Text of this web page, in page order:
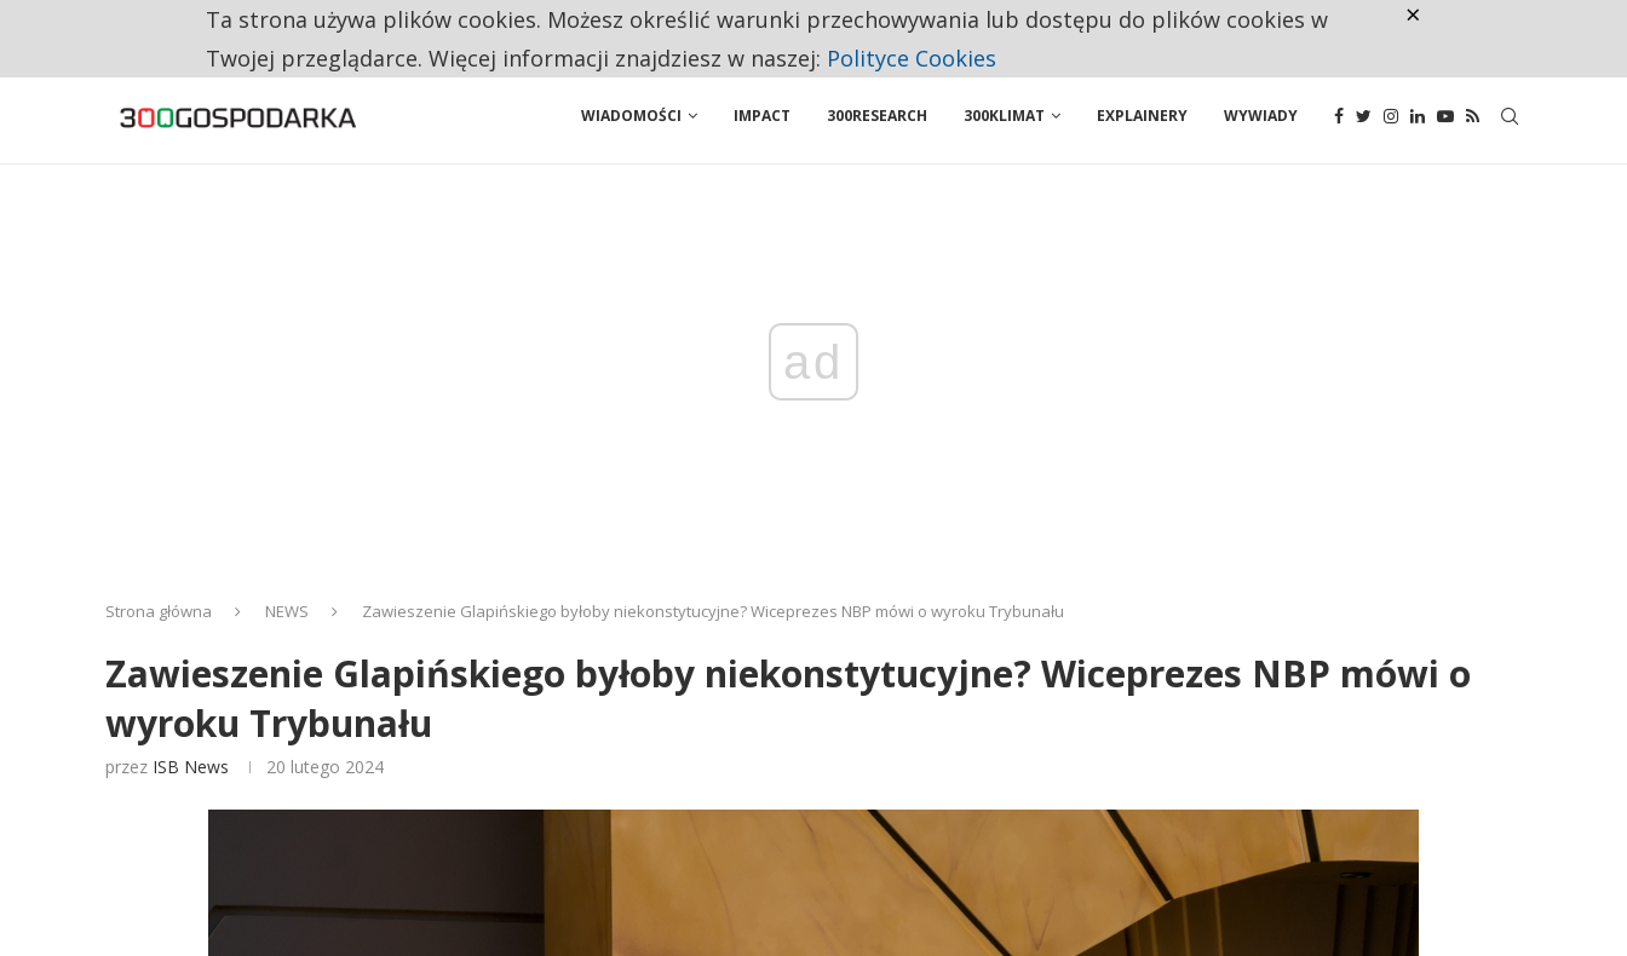
CO TRZECIĄ ZŁOTÓWKĘ Z EMERYTURY SENIORZY PRZEZNACZAJĄ NA PODSTAWOWE ZAKUPY
WIADOMOŚCI IMPACT 300RESEARCH 300KLIMAT EXPLAINERY WYWIADY
ad
Strona główna NEWS Zawieszenie Glapińskiego byłoby niekonstytucyjne? Wiceprezes NBP mówi o wyroku Trybunału
Zawieszenie Glapińskiego byłoby niekonstytucyjne? Wiceprezes NBP mówi o
wyroku Trybunału
przez ISB News 20 lutego 2024
Ta strona używa plików cookies. Możesz określić warunki przechowywania lub dostępu do plików cookies w
Twojej przeglądarce. Więcej informacji znajdziesz w naszej: Polityce Cookies
×